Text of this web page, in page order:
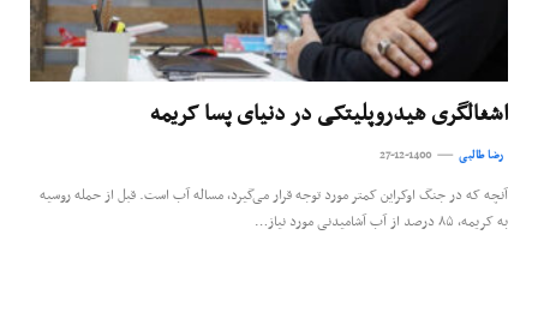
اشغالگری هیدروپلیتکی در دنیای پسا کریمه
رضا طالبی 27-12-1400
آنچه که در جنگ اوکراین کمتر مورد توجه قرار می‌گیرد، مساله آب است. قبل از حمله روسیه
به کریمه، ۸۵ درصد از آب آشامیدنی مورد نیاز…